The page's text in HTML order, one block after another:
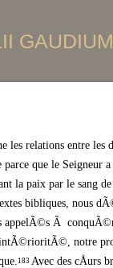
les relations entre
parce que le Seigneur
la paix par le sang
bibliques, nous
appelÃ©s Ã
notre
183 Avec des cÅurs